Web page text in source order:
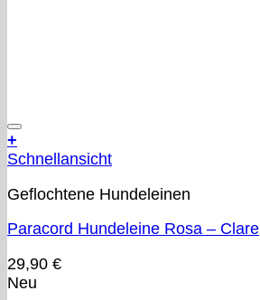
+
Schnellansicht
Geflochtene Hundeleinen
Paracord Hundeleine Rosa – Clare
29,90 €
Neu